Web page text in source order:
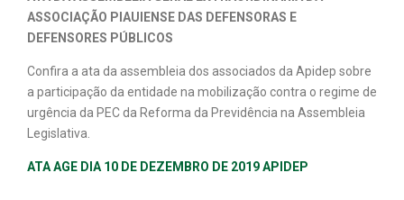
ASSOCIAÇÃO PIAUIENSE DAS DEFENSORAS E
DEFENSORES PÚBLICOS
Confira a ata da assembleia dos associados da Apidep sobre
a participação da entidade na mobilização contra o regime de
urgência da PEC da Reforma da Previdência na Assembleia
Legislativa.
ATA AGE DIA 10 DE DEZEMBRO DE 2019 APIDEP